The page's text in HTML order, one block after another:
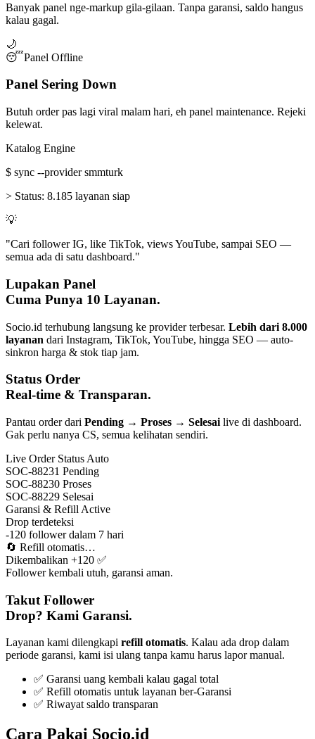
Banyak panel nge-markup gila-gilaan. Tanpa garansi, saldo hangus
kalau gagal.
🌙
😴Panel Offline
Panel Sering Down
Butuh order pas lagi viral malam hari, eh panel maintenance. Rejeki
kelewat.
Katalog Engine
$ sync --provider smmturk
> Status: 8.185 layanan siap
💡
"Cari follower IG, like TikTok, views YouTube, sampai SEO —
semua ada di satu dashboard."
Lupakan Panel
Cuma Punya 10 Layanan.
Socio.id terhubung langsung ke provider terbesar. Lebih dari 8.000
layanan dari Instagram, TikTok, YouTube, hingga SEO — auto-
sinkron harga & stok tiap jam.
Status Order
Real-time & Transparan.
Pantau order dari Pending → Proses → Selesai live di dashboard.
Gak perlu nanya CS, semua kelihatan sendiri.
Live Order Status Auto
SOC-88231 Pending
SOC-88230 Proses
SOC-88229 Selesai
Garansi & Refill Active
Drop terdeteksi
-120 follower dalam 7 hari
🔄 Refill otomatis…
Dikembalikan +120 ✅
Follower kembali utuh, garansi aman.
Takut Follower
Drop? Kami Garansi.
Layanan kami dilengkapi refill otomatis. Kalau ada drop dalam
periode garansi, kami isi ulang tanpa kamu harus lapor manual.
✅ Garansi uang kembali kalau gagal total
✅ Refill otomatis untuk layanan ber-Garansi
✅ Riwayat saldo transparan
Cara Pakai Socio.id